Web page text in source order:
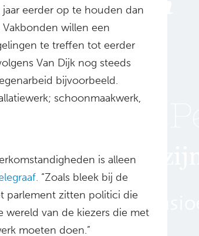
eerder op te houden dan
willen een
te treffen tot eerder
Van Dijk nog steeds
bijvoorbeeld.
schoonmaakwerk,
is alleen
“Zoals bleek bij de
parlement zitten politici die
van de kiezers die met
moeten doen.”